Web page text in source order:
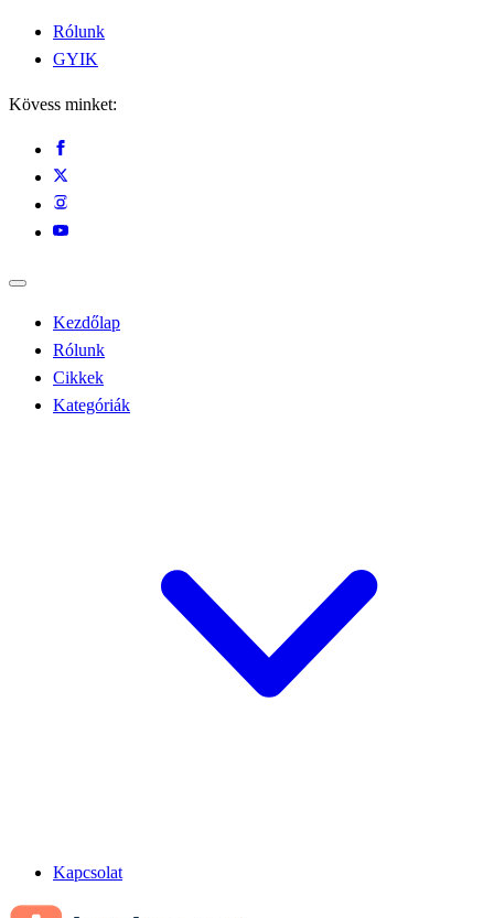
Rólunk
GYIK
Kövess minket:
Kezdőlap
Rólunk
Cikkek
Kategóriák
Kapcsolat